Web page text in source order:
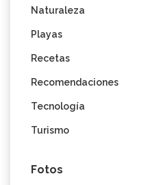
Naturaleza
Playas
Recetas
Recomendaciones
Tecnología
Turismo
Fotos